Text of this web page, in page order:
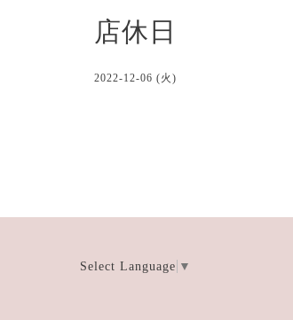
店休日
2022-12-06 (火)
Select Language ▼